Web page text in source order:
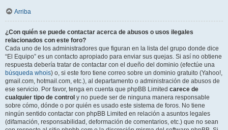
Arriba
¿Con quién se puede contactar acerca de abusos o usos ilegales
relacionados con este foro?
Cada uno de los administradores que figuran en la lista del grupo donde dice
“El Equipo” es un contacto apropiado para enviar sus quejas. Si así no obtiene
respuesta debería tratar de contactar con el dueño del dominio (efectúe una
búsqueda whois) o, si este foro tiene correo sobre un dominio gratuito (Yahoo!,
gmail.com, hotmail.com, etc.), al departamento o administración de abusos de
ese servicio. Por favor, tenga en cuenta que phpBB Limited carece de
cualquier tipo de control y no puede ser de ninguna manera responsable
sobre cómo, dónde o por quién es usado este sistema de foros. No tiene
ningún sentido contactar con phpBB Limited en relación a asuntos legales
(difamación, responsabilidad, deformación de comentarios, etc.) que no sean